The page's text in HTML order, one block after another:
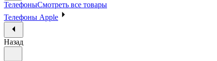
ТелефоныСмотреть все товары
Телефоны Apple
Назад